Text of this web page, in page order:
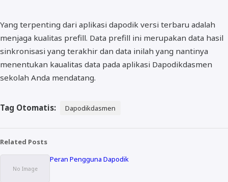
Yang terpenting dari aplikasi dapodik versi terbaru adalah
menjaga kualitas prefill. Data prefill ini merupakan data hasil
sinkronisasi yang terakhir dan data inilah yang nantinya
menentukan kaualitas data pada aplikasi Dapodikdasmen
sekolah Anda mendatang.
Tag Otomatis: Dapodikdasmen
Related Posts
Peran Pengguna Dapodik